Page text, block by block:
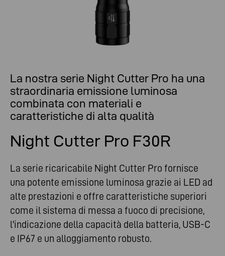
La nostra serie Night Cutter Pro ha una
straordinaria emissione luminosa
combinata con materiali e
caratteristiche di alta qualità
Night Cutter Pro F30R
La serie ricaricabile Night Cutter Pro fornisce
una potente emissione luminosa grazie ai LED ad
alte prestazioni e offre caratteristiche superiori
come il sistema di messa a fuoco di precisione,
l'indicazione della capacità della batteria, USB-C
e IP67 e un alloggiamento robusto.